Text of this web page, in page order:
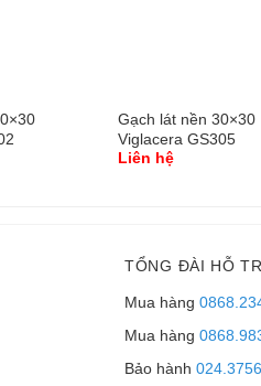
Gạch lát nền 30×30
Viglacera GS305
Liên hệ
TỔNG ĐÀI HỖ
Mua hàng
Mua hàng
Bảo hành